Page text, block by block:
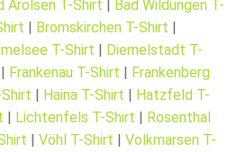
Arolsen T-Shirt
Bad Wildungen T-
Bromskirchen T-Shirt
T-Shirt
Diemelstadt T-
Frankenau T-Shirt
Frankenberg
Haina T-Shirt
Hatzfeld T-
Lichtenfels T-Shirt
Rosenthal
Vöhl T-Shirt
Volkmarsen T-